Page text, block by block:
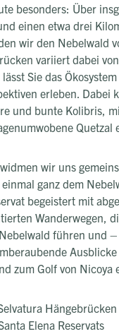
besonders: Über
einen etwa drei
wir den Nebelwald
variiert dabei
Sie das
erleben. Dabei
und bunte Kolibris,
Quetzal
wir uns
ganz dem
begeistert mit
Wanderwegen,
führen und
zum Golf von Nicoya
Hängebrücken
Elena Reservats